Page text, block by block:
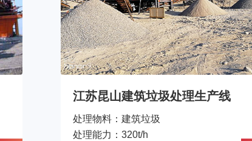
江苏昆山建筑垃圾处理生产线
处理物料： 建筑垃圾
处理能力： 320t/h